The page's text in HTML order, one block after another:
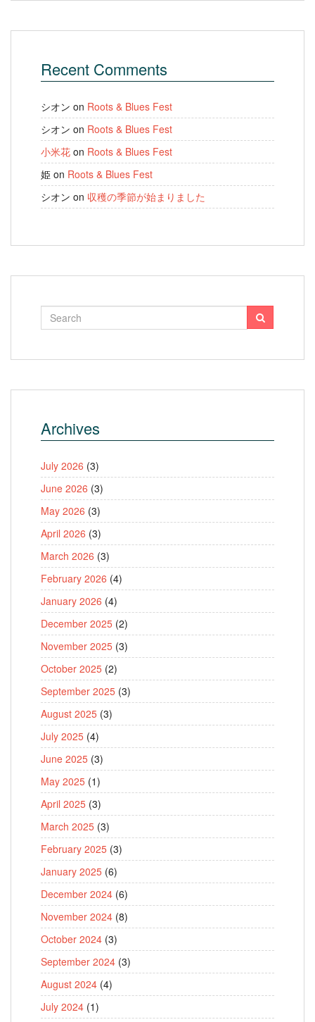
Recent Comments
シオン on Roots & Blues Fest
シオン on Roots & Blues Fest
小米花 on Roots & Blues Fest
姫 on Roots & Blues Fest
シオン on 収穫の季節が始まりました
Archives
July 2026 (3)
June 2026 (3)
May 2026 (3)
April 2026 (3)
March 2026 (3)
February 2026 (4)
January 2026 (4)
December 2025 (2)
November 2025 (3)
October 2025 (2)
September 2025 (3)
August 2025 (3)
July 2025 (4)
June 2025 (3)
May 2025 (1)
April 2025 (3)
March 2025 (3)
February 2025 (3)
January 2025 (6)
December 2024 (6)
November 2024 (8)
October 2024 (3)
September 2024 (3)
August 2024 (4)
July 2024 (1)